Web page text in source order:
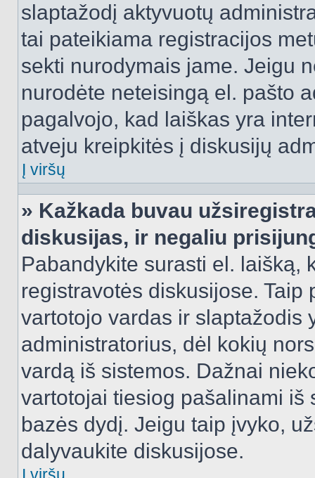
slaptažodį aktyvuotų
tai pateikiama registracijos
sekti nurodymais jame. Jeigu
nurodėte neteisingą el. pašto
pagalvojo, kad laiškas yra
atveju kreipkitės į diskusijų
Į viršų
» Kažkada buvau
diskusijas, ir negaliu
Pabandykite surasti el. laišką,
registravotės diskusijose.
vartotojo vardas ir slaptažodis
administratorius, dėl kokių
vardą iš sistemos. Dažnai
vartotojai tiesiog pašalinami iš
bazės dydį. Jeigu taip įvyko,
dalyvaukite diskusijose.